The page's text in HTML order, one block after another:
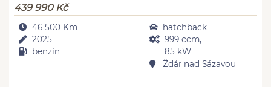
439 990 Kč
46 500 Km
2025
benzín
hatchback
999 ccm,
85 kW
Žďár nad Sázavou